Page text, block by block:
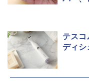
テスコ
ディシ